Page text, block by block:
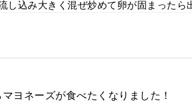
し込み大きく混ぜ炒めて卵が固まったら
ヨネーズが食べたくなりました！